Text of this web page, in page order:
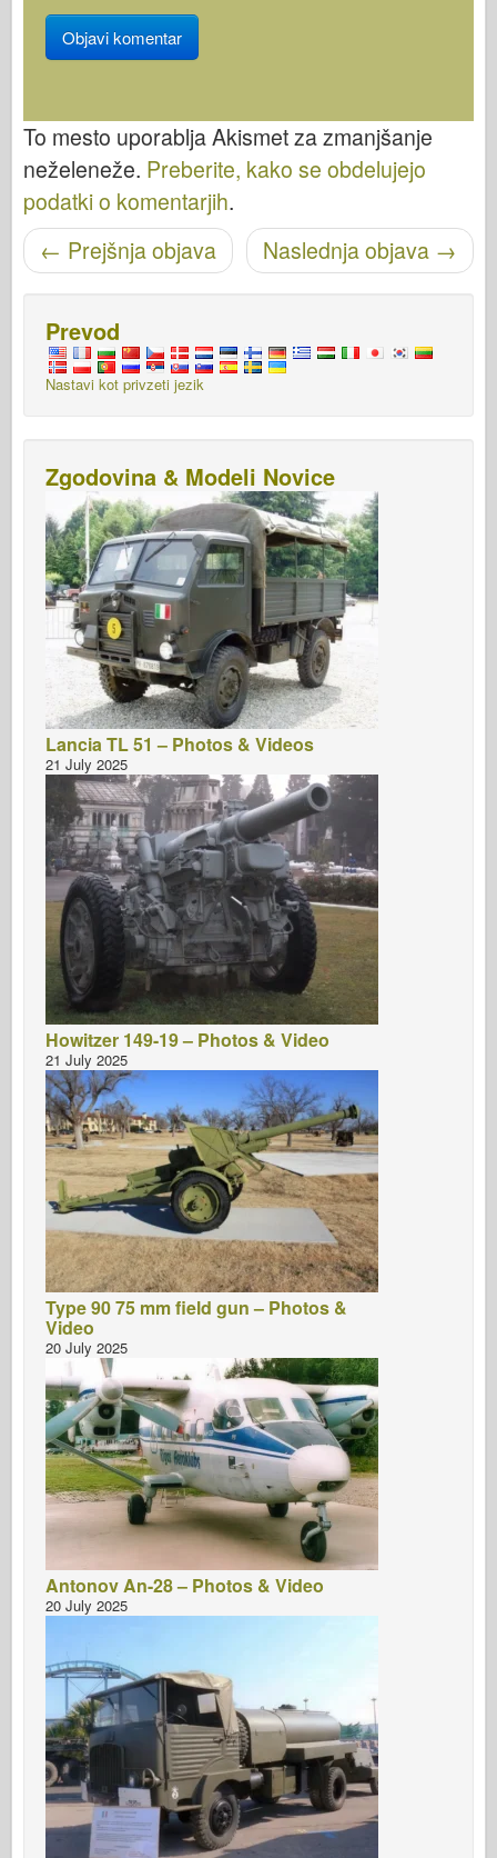
To mesto uporablja Akismet za zmanjšanje
neželeneže. Preberite, kako se obdelujejo
podatki o komentarjih.
Pošišci navigacijo Naslednja objava →
← Prejšnja objava
Prevod
Nastavi kot privzeti jezik
Zgodovina & Modeli Novice
Lancia TL 51 – Photos & Videos
21 July 2025
Howitzer 149-19 – Photos & Video
21 July 2025
Type 90 75 mm field gun – Photos &
Video
20 July 2025
Antonov An-28 – Photos & Video
20 July 2025